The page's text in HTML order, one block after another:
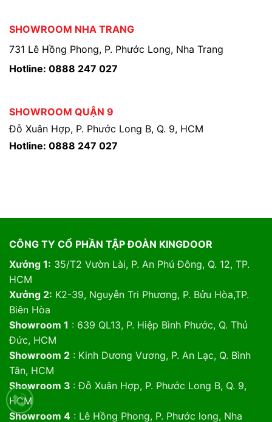
SHOWROOM NHA TRANG
731 Lê Hồng Phong, P. Phước Long, Nha Trang
Hotline: 0888 247 027
SHOWROOM QUẬN 9
Đỗ Xuân Hợp, P. Phước Long B, Q. 9, HCM
Hotline: 0888 247 027
CÔNG TY CỔ PHẦN TẬP ĐOÀN KINGDOOR
Xưởng 1: 35/T2 Vườn Lài, P. An Phú Đông, Q. 12, TP.
HCM
Xưởng 2: K2-39, Nguyễn Tri Phương, P. Bửu Hòa,TP.
Biên Hòa
Showroom 1 : 639 QL13, P. Hiệp Bình Phước, Q. Thủ
Đức, HCM
Showroom 2: Kinh Dương Vương, P. An Lạc, Q. Bình
Tân, HCM
Showroom 3 : Đỗ Xuân Hợp, P. Phước Long B, Q. 9,
HCM
Showroom 4: Lê Hồng Phong, P. Phước long, Nha